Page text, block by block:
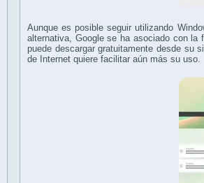
Aunque es posible seguir utilizando
alternativa, Google se ha asociado con la
puede descargar gratuitamente desde su
de Internet quiere facilitar aún más su uso.